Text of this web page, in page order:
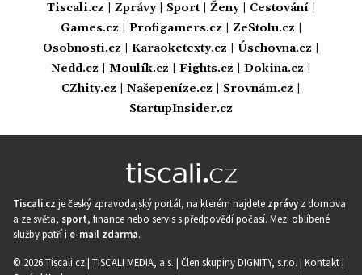
Tiscali.cz Zprávy| Sport| Ženy| Cestování|
Games.cz
Profigamers.cz ZeStolu.cz
Osobnosti.cz
Karaoketexty.cz Úschovna.cz
Nedd.cz
Moulík.cz Fights.cz Dokina.cz
CZhity.cz
Našepeníze.cz Srovnám.cz
StartupInsider.cz
Tiscali.cz je český zpravodajský portál, na kterém najdete zprávy z domova
a ze světa, sport, finance nebo servis s předpovědí počasí. Mezi oblíbené
služby patří i e-mail zdarma.
© 2026 Tiscali.cz | TISCALI MEDIA, a.s. | Člen skupiny DIGNITY, s.r.o. | Kontakt|